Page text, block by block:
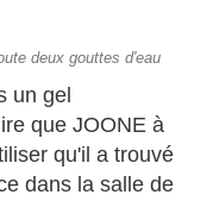
deux gouttes d'eau
un gel
que JOONE à
qu'il a trouvé
dans la salle de